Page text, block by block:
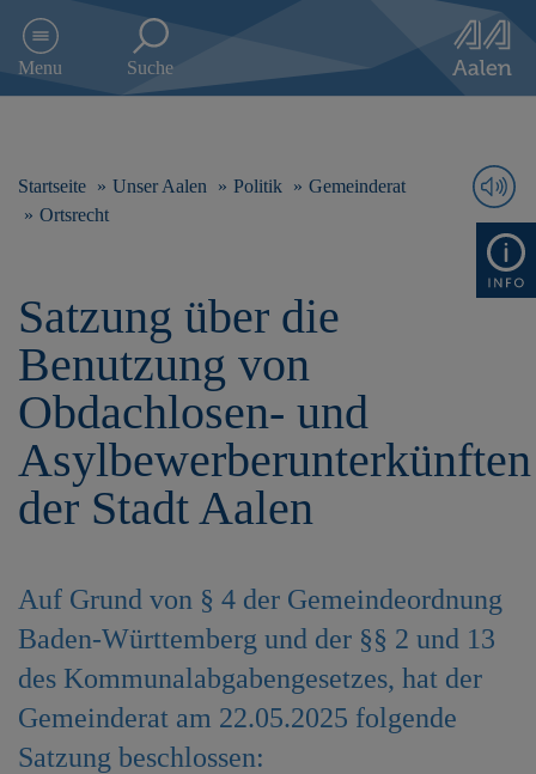
e
Menu Suche
Startseite Unser Aalen Politik
Gemeinderat
Ortsrecht
Satzung über die
Benutzung von
Obdachlosen- und
Asylbewerberunterkünften
der Stadt Aalen
Auf Grund von § 4 der Gemeindeordnung
Baden-Württemberg und der §§ 2 und 13
des Kommunalabgabengesetzes, hat der
Gemeinderat am 22.05.2025 folgende
Satzung beschlossen: